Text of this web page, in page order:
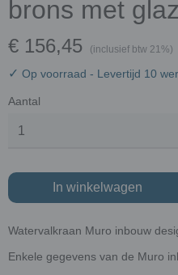
brons met
€ 156,45 (inclusief btw 21%)
✓ Op voorraad - Levertijd 10
Aantal
In winkelwagen
Watervalkraan Muro inbouw
Enkele gegevens van de Muro